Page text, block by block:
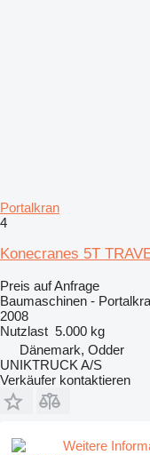
Portalkran
4
Konecranes 5T
Preis auf Anfrage
Baumaschinen -
2008
Nutzlast 5.000 kg
Dänemark, Odder
UNIKTRUCK A/S
Verkäufer kontaktieren
Weitere